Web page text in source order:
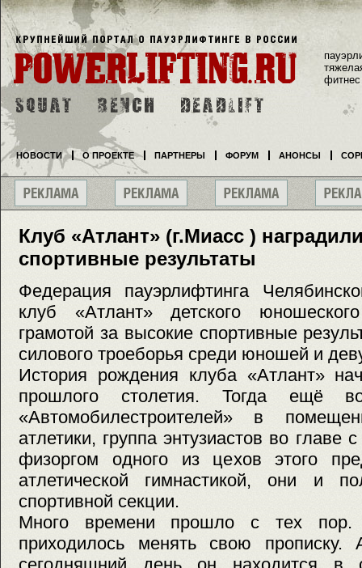
Клуб «Атлант» (г.Миасс )
спортивные результаты
Федерация пауэрлифтинга
клуб «Атлант» детского
грамотой за высокие спортивные
силового троеборья среди юношей и
История рождения клуба «Атлант»
прошлого столетия. Тогда ещё
«Автомобилестроителей» в
атлетики, группа энтузиастов во главе
физоргом одного из цехов этого
атлетической гимнастикой, они и
спортивной секции.
Много времени прошло с тех пор.
приходилось менять свою
фитнес
НОВОСТИ О ПРОЕКТЕ ПАРТНЕРЫ ФОРУМ АНОНСЫ